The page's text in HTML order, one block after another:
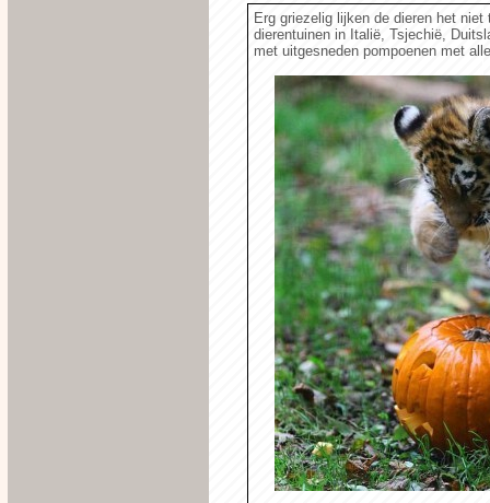
Erg griezelig lijken de dieren het
dierentuinen in Italië, Tsjechië,
met uitgesneden pompoenen met